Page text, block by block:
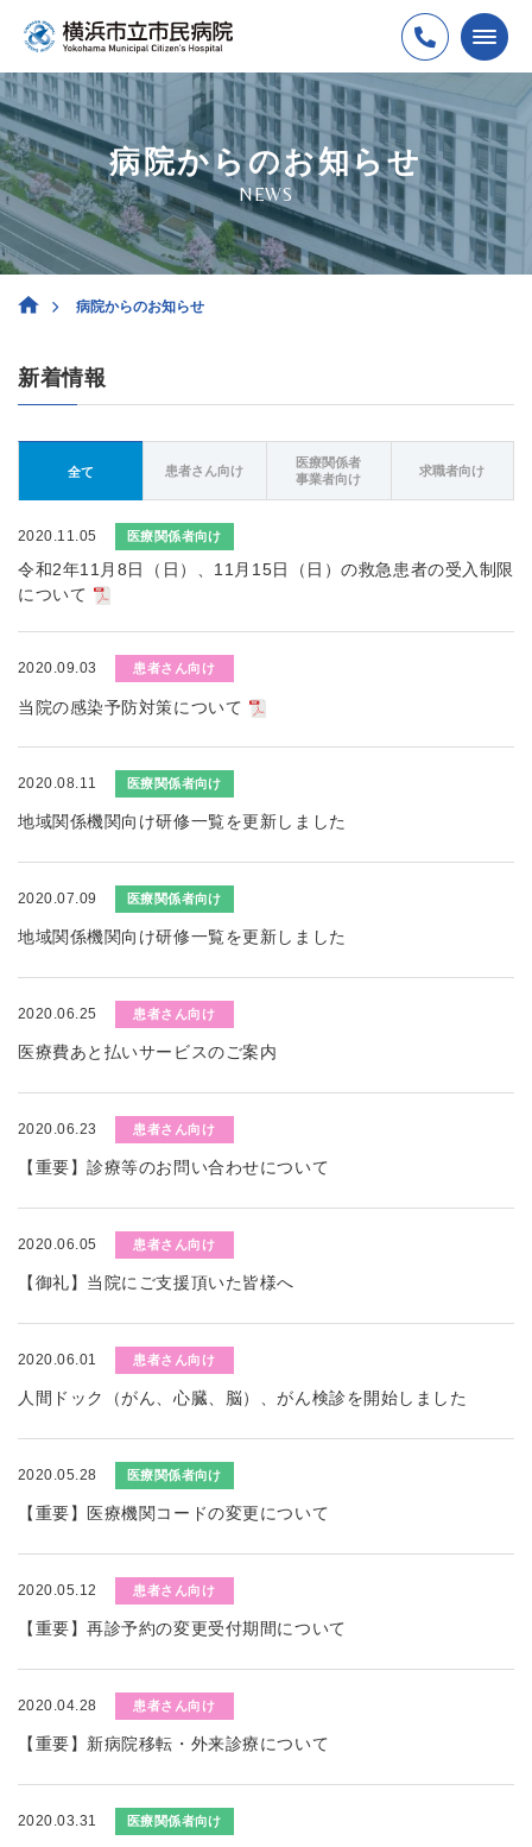
病院からのお知らせ
NEWS
病院からのお知らせ
新着情報
全て 患者さん向け
医療関係者
事業者向け
求職者向け
2020.11.05 医療関係者向け
令和2年11月8日（日）、11月15日（日）の救急患者の受入制限
について
2020.09.03 患者さん向け
当院の感染予防対策について
2020.08.11 医療関係者向け
地域関係機関向け研修一覧を更新しました
2020.07.09 医療関係者向け
地域関係機関向け研修一覧を更新しました
2020.06.25 患者さん向け
医療費あと払いサービスのご案内
2020.06.23 患者さん向け
【重要】診療等のお問い合わせについて
2020.06.05 患者さん向け
【御礼】当院にご支援頂いた皆様へ
2020.06.01 患者さん向け
人間ドック（がん、心臓、脳）、がん検診を開始しました
2020.05.28 医療関係者向け
【重要】医療機関コードの変更について
2020.05.12 患者さん向け
【重要】再診予約の変更受付期間について
2020.04.28 患者さん向け
【重要】新病院移転・外来診療について
2020.03.31 医療関係者向け